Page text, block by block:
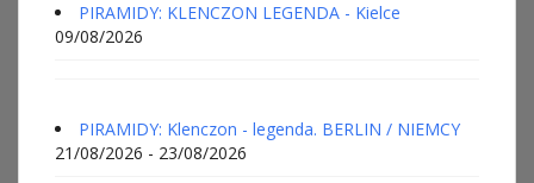
PIRAMIDY: KLENCZON LEGENDA - Kielce
09/08/2026
PIRAMIDY: Klenczon - legenda. BERLIN / NIEMCY
21/08/2026 - 23/08/2026